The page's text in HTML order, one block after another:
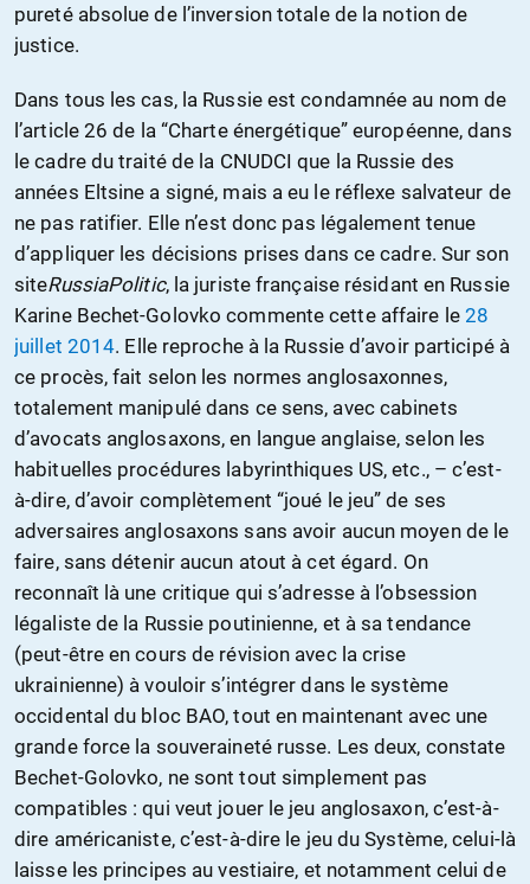
pureté absolue de l’inversion totale de la notion de
justice.
Dans tous les cas, la Russie est condamnée au nom de
l’article 26 de la “Charte énergétique” européenne, dans
le cadre du traité de la CNUDCI que la Russie des
années Eltsine a signé, mais a eu le réflexe salvateur de
ne pas ratifier. Elle n’est donc pas légalement tenue
d’appliquer les décisions prises dans ce cadre. Sur son
siteRussiaPolitic, la juriste française résidant en Russie
Karine Bechet-Golovko commente cette affaire le 28
juillet 2014. Elle reproche à la Russie d’avoir participé à
ce procès, fait selon les normes anglosaxonnes,
totalement manipulé dans ce sens, avec cabinets
d’avocats anglosaxons, en langue anglaise, selon les
habituelles procédures labyrinthiques US, etc., – c’est-
à-dire, d’avoir complètement “joué le jeu” de ses
adversaires anglosaxons sans avoir aucun moyen de le
faire, sans détenir aucun atout à cet égard. On
reconnaît là une critique qui s’adresse à l’obsession
légaliste de la Russie poutinienne, et à sa tendance
(peut-être en cours de révision avec la crise
ukrainienne) à vouloir s’intégrer dans le système
occidental du bloc BAO, tout en maintenant avec une
grande force la souveraineté russe. Les deux, constate
Bechet-Golovko, ne sont tout simplement pas
compatibles : qui veut jouer le jeu anglosaxon, c’est-à-
dire américaniste, c’est-à-dire le jeu du Système, celui-là
laisse les principes au vestiaire, et notamment celui de